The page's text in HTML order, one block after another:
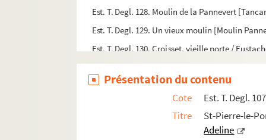
Est. T. Degl. 128. Moulin de la Pannevert
Est. T. Degl. 129. Un vieux moulin [Moulin
Est. T. Degl. 130. Croisset, vieille porte /
Est. T. Degl. 131. Entrée du port du Havre /
Est. T. Degl. 132. Alisay [(Eure) l'église] /
Est. T. Degl. 133. Jumièges / Eustache Berat
Est. T. Degl. 134. Eglise de Vernon / Eugène
Présentation du contenu
Cote
Est. T. Degl. 107
Titre
St-Pierre-le-
Adeline